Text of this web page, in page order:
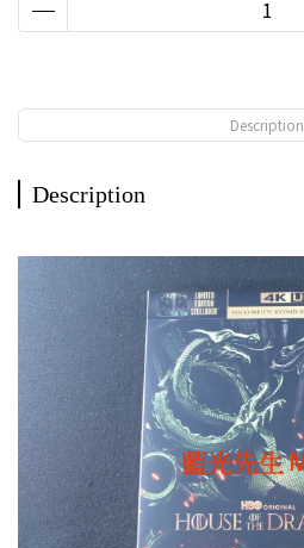
Description
Description